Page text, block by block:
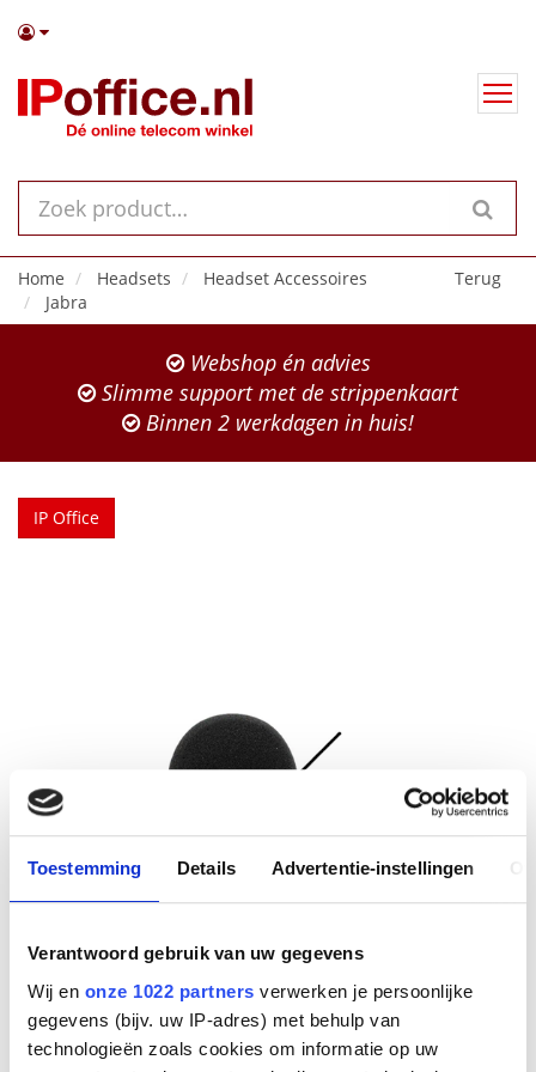
Toestemming Details Advertentie-instellingen
Verantwoord gebruik van uw gegevens
Wij en onze 1022 partners verwerken je persoonlijke
gegevens (bijv. uw IP-adres) met behulp van
technologieën zoals cookies om informatie op uw
Terug
Home Headsets
Headset Accessoires
Jabra
Webshop én advies
Slimme support met de strippenkaart
Binnen 2 werkdagen in huis!
IP Office